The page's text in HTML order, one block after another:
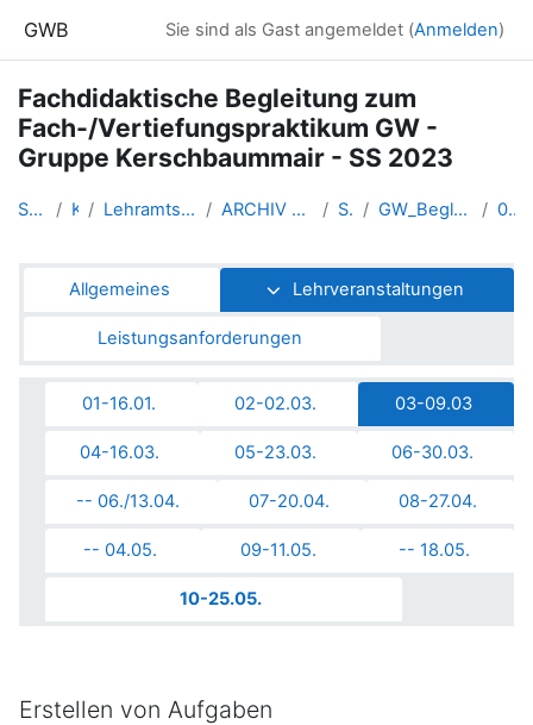
GWB Sie sind als Gast angemeldet (Anmelden)
Fachdidaktische Begleitung zum
Fach-/Vertiefungspraktikum GW -
Gruppe Kerschbaummair - SS 2023
Startseite Kurse Lehramtsausbildung GW im Clust... ARCHIV - Lehrveranstaltungen a... SS_2023 GW_BegleitLV_Bachelorpraktikum... 03-09.03
Abschnittsübersicht
Allgemeines Lehrveranstaltungen
Leistungsanforderungen
01-16.01. 02-02.03. 03-09.03
04-16.03. 05-23.03. 06-30.03.
-- 06./13.04. 07-20.04. 08-27.04.
-- 04.05. 09-11.05. -- 18.05.
10-25.05.
Erstellen von Aufgaben